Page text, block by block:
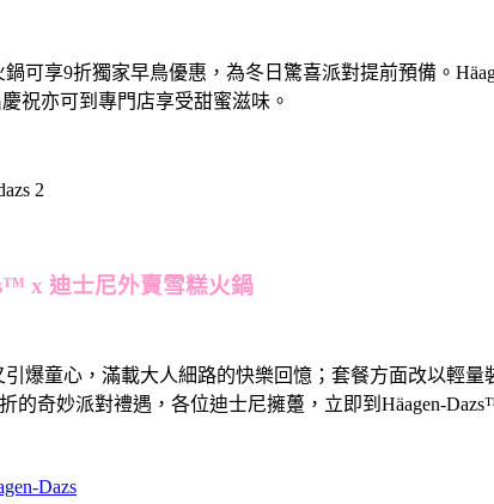
可享9折獨家早鳥優惠，為冬日驚喜派對提前預備。
祝亦可到專門店享受甜蜜滋味。
x 迪士尼外賣雪糕火鍋
爆童心，滿載大人細路的快樂回憶；套餐方面改以輕量
奇妙派對禮遇，各位迪士尼擁躉，立即到Häagen-
Dazs